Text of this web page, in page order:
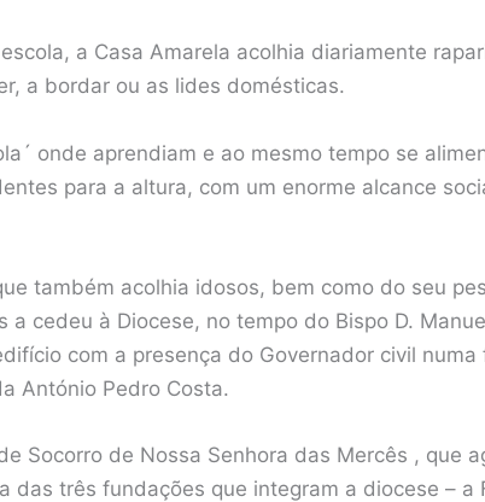
a Casa Amarela acolhia diariamente
a bordar ou as lides domésticas.
onde aprendiam e ao mesmo tempo se
para a altura, com um enorme alcance
também acolhia idosos, bem como do seu
a cedeu à Diocese, no tempo do Bispo D.
com a presença do Governador civil
António Pedro Costa.
Socorro de Nossa Senhora das Mercês , que
das três fundações que integram a diocese – a